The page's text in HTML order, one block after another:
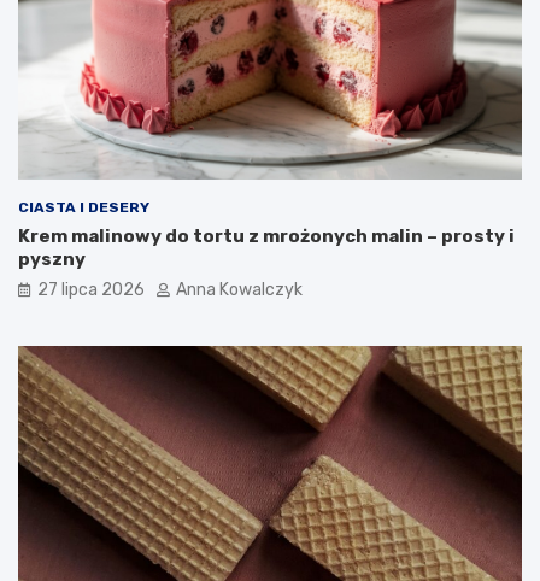
CIASTA I DESERY
Krem malinowy do tortu z mrożonych malin – prosty i
pyszny
27 lipca 2026 Anna Kowalczyk